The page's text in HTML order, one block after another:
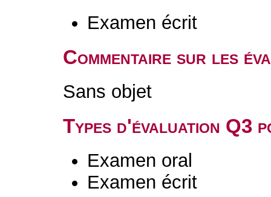
Examen écrit
Commentaire sur les
Sans objet
Types d'évaluation Q3
Examen oral
Examen écrit